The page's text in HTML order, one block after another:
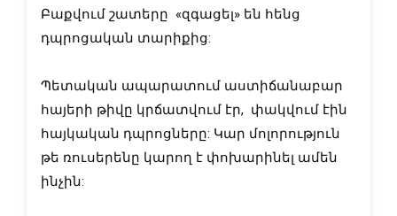
Բաքվում շատերը  «զգացել» են հենց
դպրոցական տարիքից:
Պետական ապարատում աստիճանաբար
հայերի թիվը կրճատվում էր,  փակվում էին
հայկական դպրոցները: Կար մոլորություն
թե ռուսերենը կարող է փոխարինել ամեն
ինչին: